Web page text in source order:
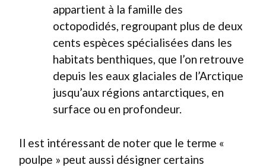
appartient à la famille des
octopodidés, regroupant plus de deux
cents espèces spécialisées dans les
habitats benthiques, que l’on retrouve
depuis les eaux glaciales de l’Arctique
jusqu’aux régions antarctiques, en
surface ou en profondeur.
Il est intéressant de noter que le terme «
poulpe » peut aussi désigner certains